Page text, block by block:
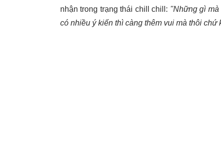
nhận trong trạng thái chill chill: "Những gì mà
có nhiều ý kiến thì càng thêm vui mà thôi